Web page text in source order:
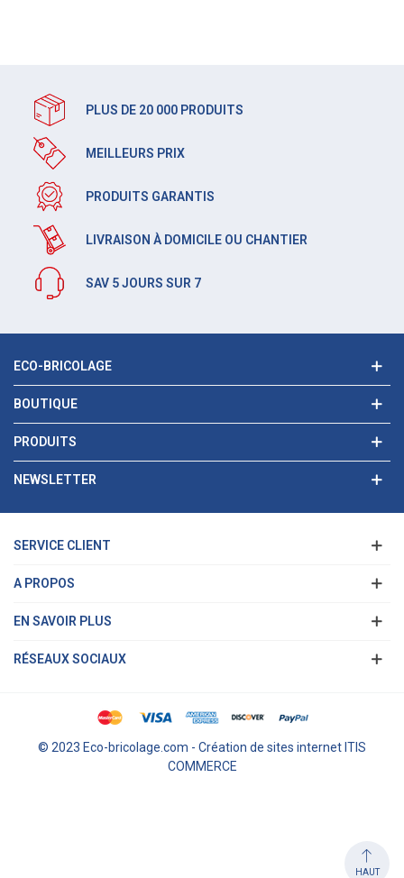
PLUS DE 20 000 PRODUITS
MEILLEURS PRIX
PRODUITS GARANTIS
LIVRAISON À DOMICILE OU CHANTIER
SAV 5 JOURS SUR 7
ECO-BRICOLAGE
BOUTIQUE
PRODUITS
NEWSLETTER
SERVICE CLIENT
A PROPOS
EN SAVOIR PLUS
RÉSEAUX SOCIAUX
© 2023 Eco-bricolage.com - Création de sites internet ITIS
COMMERCE
HAUT